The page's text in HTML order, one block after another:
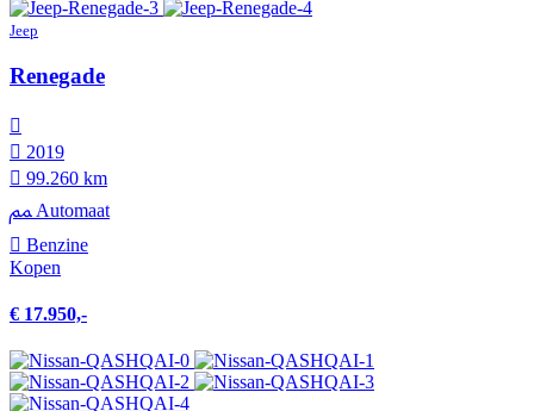
Jeep
Renegade
2019
99.260 km
Automaat
Benzine
Kopen
€ 17.950,-